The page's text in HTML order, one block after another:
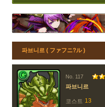
파브니르 ( ファフニ?ル )
No. 117
파브니르
코스트 13